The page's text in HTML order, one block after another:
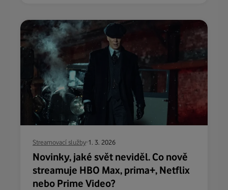
Streamovací služby 1. 3. 2026
Novinky, jaké svět neviděl. Co nově
streamuje HBO Max, prima+, Netflix
nebo Prime Video?